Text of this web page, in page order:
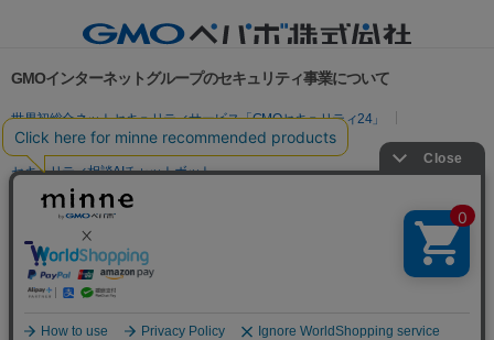
GMOインターネットグループのセキュリティ事業について
世界初総合ネットセキュリティサービス「GMOセキュリティ24」
パスワード漏洩診断
Webサイトリスク診断
セキュリティ相談AIチャットボット
実在証明・盗聴対策
サイバー攻撃対策（GMO Flatt Security）
セキュリティ事業の軌跡